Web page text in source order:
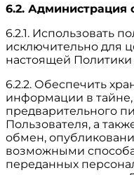
6.2. Администрация
6.2.1. Использовать
исключительно для
настоящей
6.2.2. Обеспечить
информации в тайне,
предварительного
Пользователя, а
обмен,
возможными
переданных